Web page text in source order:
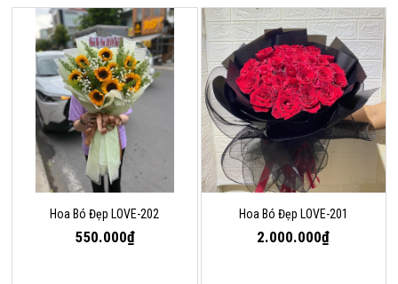
Hoa Bó Đẹp LOVE-202
550.000₫
Hoa Bó Đẹp LOVE-201
2.000.000₫